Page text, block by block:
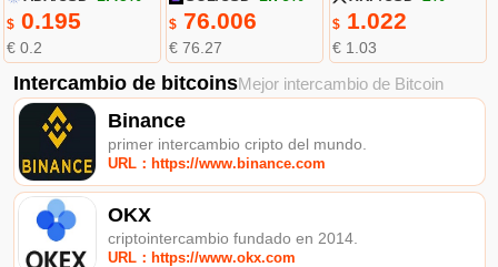
$0.195
€ 0.2
$ 76.006
€ 76.27
$1.022
€ 1.03
Intercambio de bitcoinsMejor intercambio de Bitcoin
Binance
primer intercambio cripto del mundo.
URL：https://www.binance.com
OKX
criptointercambio fundado en 2014.
URL：https://www.okx.com